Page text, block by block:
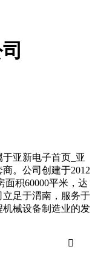
亚新电子首页_亚
。公司创建于2012
面积60000平米，达
足于渭南，服务于
械设备制造业的发
